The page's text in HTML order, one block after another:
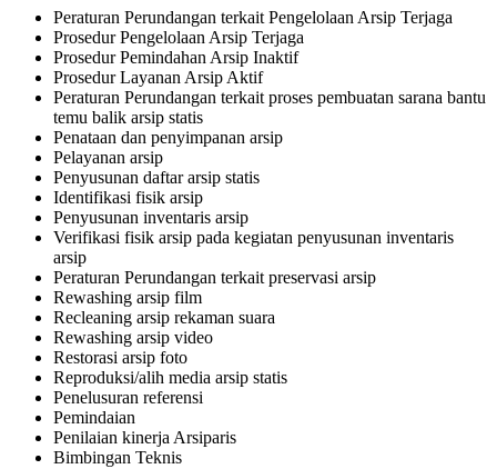
Peraturan Perundangan terkait Pengelolaan Arsip Terjaga
Prosedur Pengelolaan Arsip Terjaga
Prosedur Pemindahan Arsip Inaktif
Prosedur Layanan Arsip Aktif
Peraturan Perundangan terkait proses pembuatan sarana bantu
temu balik arsip statis
Penataan dan penyimpanan arsip
Pelayanan arsip
Penyusunan daftar arsip statis
Identifikasi fisik arsip
Penyusunan inventaris arsip
Verifikasi fisik arsip pada kegiatan penyusunan inventaris
arsip
Peraturan Perundangan terkait preservasi arsip
Rewashing arsip film
Recleaning arsip rekaman suara
Rewashing arsip video
Restorasi arsip foto
Reproduksi/alih media arsip statis
Penelusuran referensi
Pemindaian
Penilaian kinerja Arsiparis
Bimbingan Teknis